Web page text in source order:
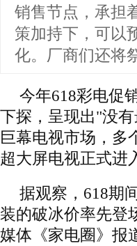
销售节点，承担
策加持下，可以
化。厂商们还将
今年618彩电促
下探，呈现出"没
巨幕电视市场，多
超大屏电视正式进
据观察，618期
装的破冰价率先登
媒体《家电圈》报